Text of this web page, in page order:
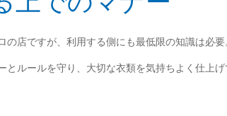
店ですが、利用する側にも最低限の知識は必要
ルールを守り、大切な衣類を気持ちよく仕上げ